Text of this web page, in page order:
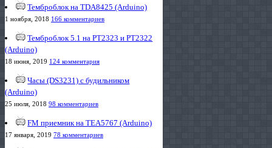
Темброблок на TDA8425 (Arduino)
1 ноября, 2018 166 комментариев
Темброблок 5.1 на PT2323 и PT2322
(Arduino)
18 июня, 2019 124 комментария
Часы (DS3231) с будильником
(Arduino)
25 июля, 2018 98 комментариев
FM приемник на TEA5767 (Arduino)
17 января, 2019 78 комментариев